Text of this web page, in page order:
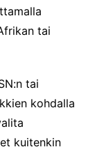
tai
tai
kohdalla
kuitenkin